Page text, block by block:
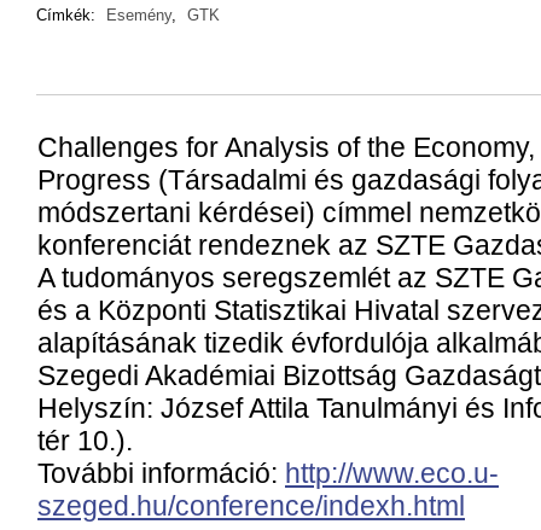
Címkék: Esemény, GTK
Challenges for Analysis of the
Progress (Társadalmi és gazdasági
módszertani kérdései) címmel
konferenciát rendeznek az SZTE
A tudományos seregszemlét az SZTE
és a Központi Statisztikai Hivatal
alapításának tizedik évfordulója
Szegedi Akadémiai Bizottság
Helyszín: József Attila Tanulmányi és
tér 10.).
További információ: http://www.eco.u-
szeged.hu/conference/indexh.html